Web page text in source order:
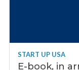
START UP USA
E-book, in